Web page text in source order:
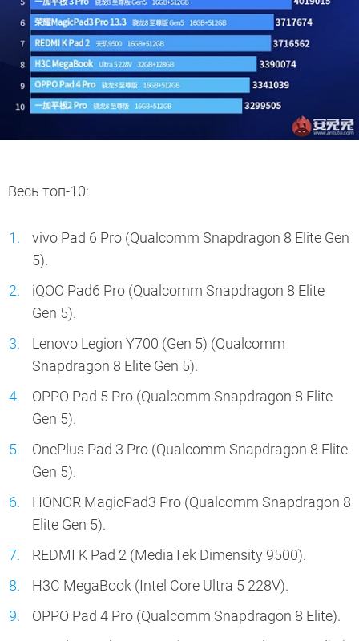
Весь топ-10:
vivo Pad 6 Pro (Qualcomm Snapdragon 8 Elite Gen
5).
iQOO Pad6 Pro (Qualcomm Snapdragon 8 Elite
Gen 5).
Lenovo Legion Y700 (Gen 5) (Qualcomm
Snapdragon 8 Elite Gen 5).
OPPO Pad 5 Pro (Qualcomm Snapdragon 8 Elite
Gen 5).
OnePlus Pad 3 Pro (Qualcomm Snapdragon 8 Elite
Gen 5).
HONOR MagicPad3 Pro (Qualcomm Snapdragon 8
Elite Gen 5).
REDMI K Pad 2 (MediaTek Dimensity 9500).
H3C MegaBook (Intel Core Ultra 5 228V).
OPPO Pad 4 Pro (Qualcomm Snapdragon 8 Elite).